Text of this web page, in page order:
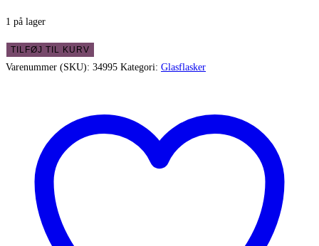
1 på lager
Gammel
brun
TILFØJ TIL KURV
Varenummer (SKU): 34995 Kategori: Glasflasker